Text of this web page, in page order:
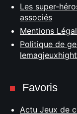
Les super-
associés
Mentions
Politique de
Favoris
Actu Jeux de